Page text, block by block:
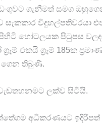
ගැනීමත් සමග
විදුහල්පතිවරයා
පිහිටි හෝටලයක පිටුපස
එකයි ග්‍රෑම් 185ක
ගෙන තිබුණි.
ලක්ව සිටියි.
අධිකරණයට